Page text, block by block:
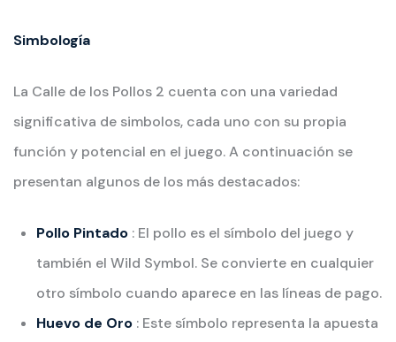
Simbología
La Calle de los Pollos 2 cuenta con una variedad
significativa de simbolos, cada uno con su propia
función y potencial en el juego. A continuación se
presentan algunos de los más destacados:
Pollo Pintado : El pollo es el símbolo del juego y
también el Wild Symbol. Se convierte en cualquier
otro símbolo cuando aparece en las líneas de pago.
Huevo de Oro : Este símbolo representa la apuesta